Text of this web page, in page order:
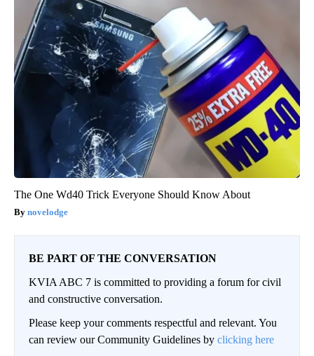
The One Wd40 Trick Everyone Should Know About
novelodge
BE PART OF THE CONVERSATION
KVIA ABC 7 is committed to providing a forum for civil
and constructive conversation.
Please keep your comments respectful and relevant. You
can review our Community Guidelines by clicking here